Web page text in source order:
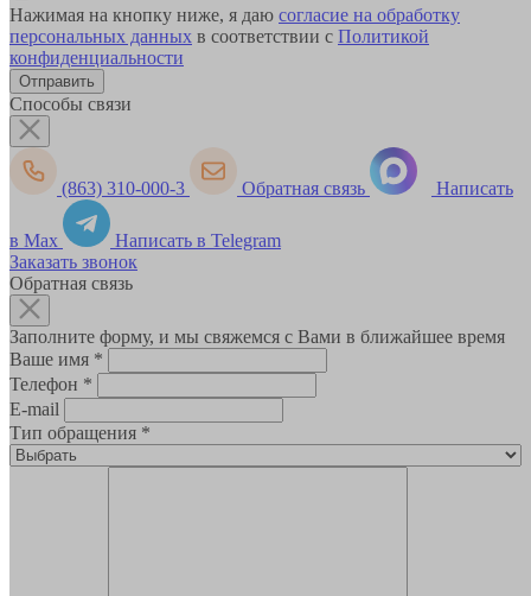
Нажимая на кнопку ниже, я даю согласие на обработку
персональных данных в соответствии с Политикой
конфиденциальности
Способы связи
(863) 310-000-3 Обратная связь Написать
в Max
Написать в Telegram
Заказать звонок
Обратная связь
Заполните форму, и мы свяжемся с Вами в ближайшее время
Ваше имя *
Телефон *
E-mail
Тип обращения *